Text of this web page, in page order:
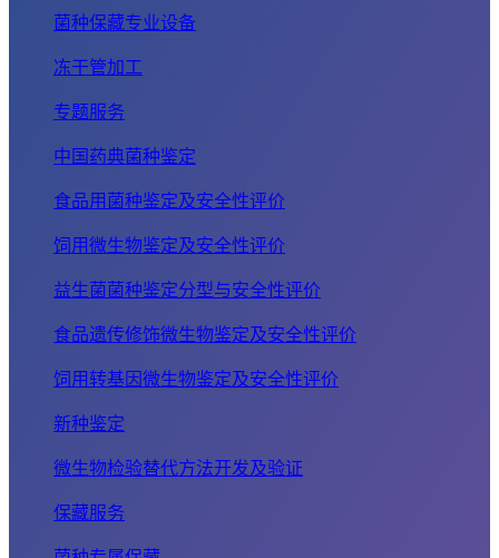
菌种保藏专业设备
冻干管加工
专题服务
中国药典菌种鉴定
食品用菌种鉴定及安全性评价
饲用微生物鉴定及安全性评价
益生菌菌种鉴定分型与安全性评价
食品遗传修饰微生物鉴定及安全性评价
饲用转基因微生物鉴定及安全性评价
新种鉴定
微生物检验替代方法开发及验证
保藏服务